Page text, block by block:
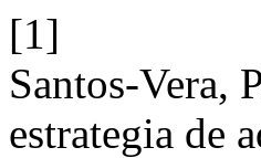
[1]
Santos-Vera,
estrategia de